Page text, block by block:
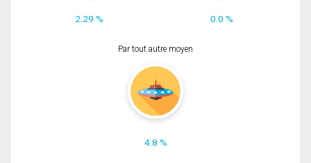
2.29 % 0.0 %
Par tout autre moyen
4.8 %